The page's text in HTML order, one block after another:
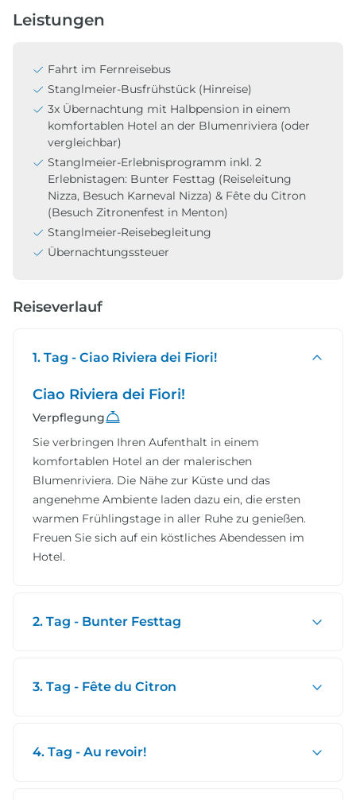
Leistungen
Fahrt im Fernreisebus
Stanglmeier-Busfrühstück (Hinreise)
3x Übernachtung mit Halbpension in einem
komfortablen Hotel an der Blumenriviera (oder
vergleichbar)
Stanglmeier-Erlebnisprogramm inkl. 2
Erlebnistagen: Bunter Festtag (Reiseleitung
Nizza, Besuch Karneval Nizza) & Fête du Citron
(Besuch Zitronenfest in Menton)
Stanglmeier-Reisebegleitung
Übernachtungssteuer
Reiseverlauf
1. Tag - Ciao Riviera dei Fiori!
Ciao Riviera dei Fiori!
Verpflegung
Sie verbringen Ihren Aufenthalt in einem
komfortablen Hotel an der malerischen
Blumenriviera. Die Nähe zur Küste und das
angenehme Ambiente laden dazu ein, die ersten
warmen Frühlingstage in aller Ruhe zu genießen.
Freuen Sie sich auf ein köstliches Abendessen im
Hotel.
2. Tag - Bunter Festtag
3. Tag - Fête du Citron
4. Tag - Au revoir!